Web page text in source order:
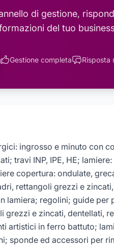
di gestione,
del tuo
Gestione completa Risposta
ingrosso e minuto con
travi INP, IPE, HE;
copertura: ondulate,
rettangoli grezzi e
lamiera; regolini; guide per
grezzi e zincati, dentellati,
artistici in ferro battuto;
sponde ed accessori per